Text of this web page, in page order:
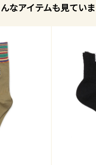
なアイテムも見てい